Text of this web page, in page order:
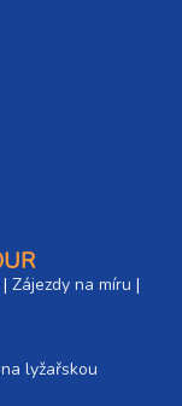
| Zájezdy na míru |
lyžařskou